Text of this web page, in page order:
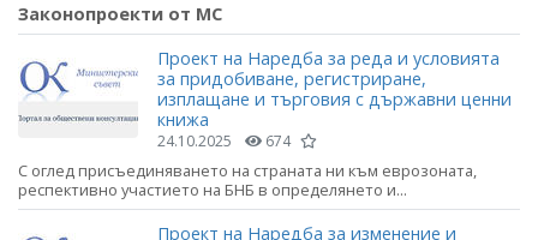
Законопроекти от МС
Проект на Наредба за реда и условията
за придобиване, регистриране,
изплащане и търговия с държавни ценни
книжа
24.10.2025 674
С оглед присъединяването на страната ни към еврозоната,
респективно участието на БНБ в определянето и...
Проект на Наредба за изменение и